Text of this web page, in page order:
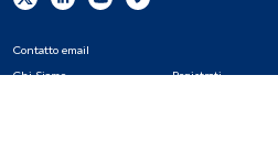
Contatto email
Chi Siamo
Registrati